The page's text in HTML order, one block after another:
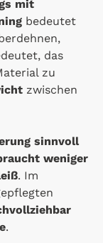
mit
bedeutet
das
zu
zwischen
sinnvoll
weniger
. Im
.